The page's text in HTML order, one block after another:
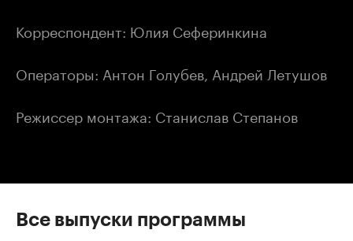
Корреспондент: Юлия Сеферинкина
Операторы: Антон Голубев, Андрей Летушов
Режиссер монтажа: Станислав Степанов
Все выпуски программы